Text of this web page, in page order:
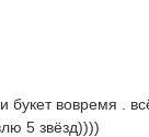
букет вовремя .
5 звёзд))))